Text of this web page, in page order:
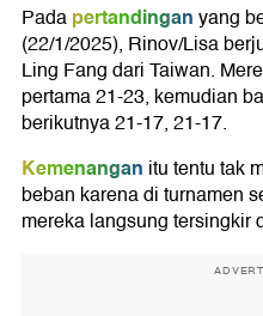
Padapertandinganyang
(22/1/2025), Rinov/Lisa
Ling Fang dari Taiwan.
pertama 21-23, kemudian
berikutnya 21-17, 21-17.
Kemenangan itu tentu tak
beban karena di turnamen
mereka langsung tersingkir